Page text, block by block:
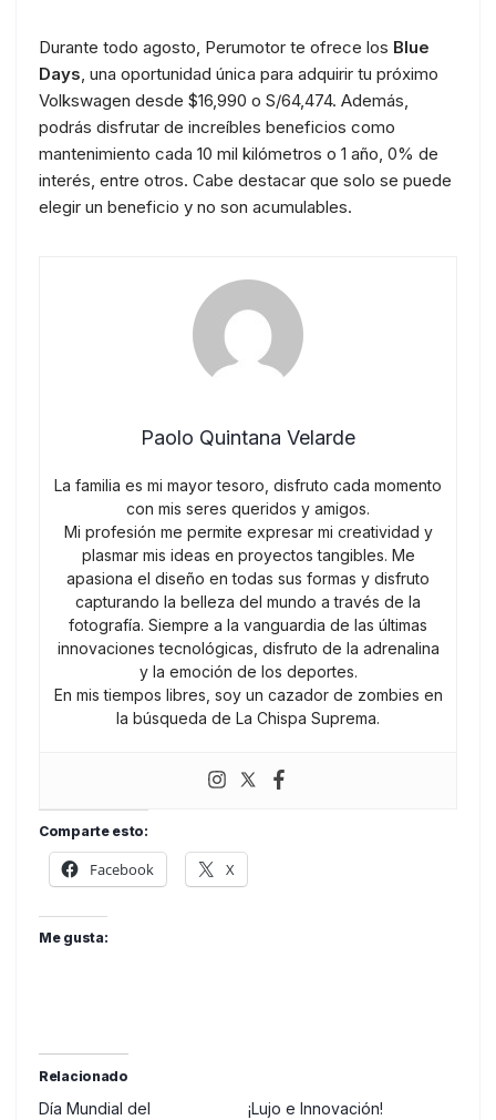
Durante todo agosto, Perumotor te ofrece los Blue
Days, una oportunidad única para adquirir tu próximo
Volkswagen desde $16,990 o S/64,474. Además,
podrás disfrutar de increíbles beneficios como
mantenimiento cada 10 mil kilómetros o 1 año, 0% de
interés, entre otros. Cabe destacar que solo se puede
elegir un beneficio y no son acumulables.
Paolo Quintana Velarde
La familia es mi mayor tesoro, disfruto cada momento
con mis seres queridos y amigos.
Mi profesión me permite expresar mi creatividad y
plasmar mis ideas en proyectos tangibles. Me
apasiona el diseño en todas sus formas y disfruto
capturando la belleza del mundo a través de la
fotografía. Siempre a la vanguardia de las últimas
innovaciones tecnológicas, disfruto de la adrenalina
y la emoción de los deportes.
En mis tiempos libres, soy un cazador de zombies en
la búsqueda de La Chispa Suprema.
Comparte esto:
Facebook X
Me gusta:
Relacionado
Día Mundial del ¡Lujo e Innovación!